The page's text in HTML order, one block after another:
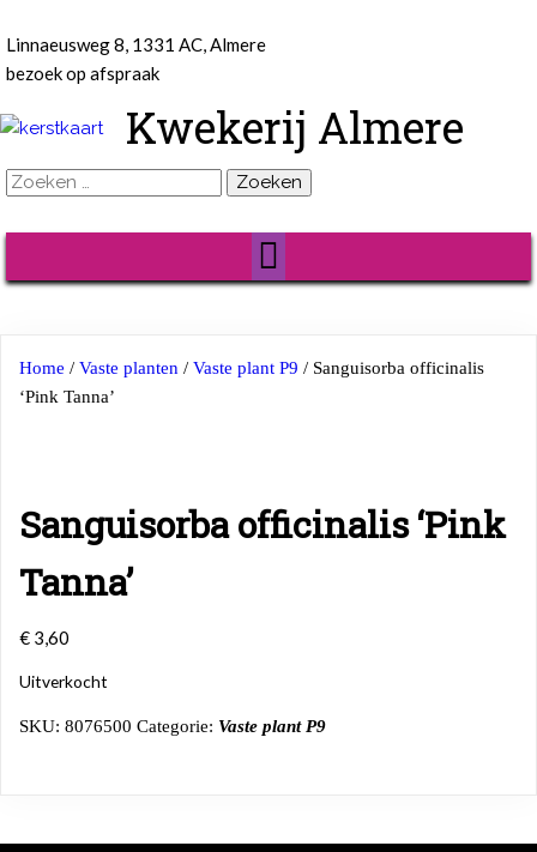
Linnaeusweg 8, 1331 AC, Almere
bezoek op afspraak
Kwekerij Almere
Zoeken
Home / Vaste planten / Vaste plant P9 / Sanguisorba officinalis
‘Pink Tanna’
Sanguisorba officinalis ‘Pink
Tanna’
€ 3,60
Uitverkocht
SKU: 8076500 Categorie: Vaste plant P9